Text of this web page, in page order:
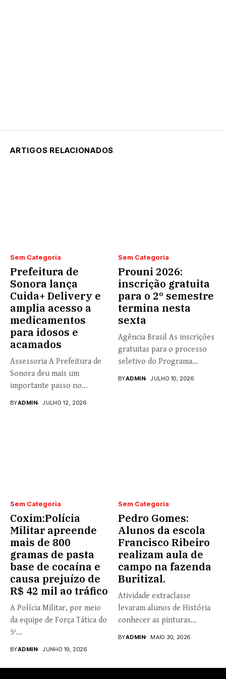
ARTIGOS RELACIONADOS
Sem Categoria
Prefeitura de
Sonora lança
Cuida+ Delivery e
amplia acesso a
medicamentos
para idosos e
acamados
Assessoria A Prefeitura de
Sonora deu mais um
importante passo no
BYADMIN JULHO 12, 2026
Sem Categoria
Prouni 2026:
inscrição gratuita
para o 2º semestre
termina nesta
sexta
Agência Brasil As inscrições
gratuitas para o processo
seletivo do Programa
BYADMIN JULHO 10, 2026
Sem Categoria
Coxim:Polícia
Militar apreende
mais de 800
gramas de pasta
base de cocaína e
causa prejuízo de
R$ 42 mil ao tráfico
A Polícia Militar, por meio
da equipe de Força Tática do
5º...
BYADMIN JUNHO 19, 2026
Sem Categoria
Pedro Gomes:
Alunos da escola
Francisco Ribeiro
realizam aula de
campo na fazenda
Buritizal.
Atividade extraclasse
levaram alunos de História
conhecer as pinturas
BYADMIN MAIO 30, 2026